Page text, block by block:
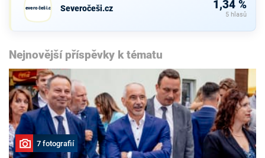
Severočeši.cz Severočeši.cz 1,34 %
5 hlasů
Nejnovější příspěvky k tématu
7 fotografií